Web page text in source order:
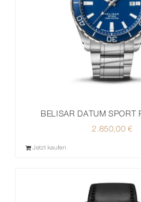
BELISAR DATUM SPORT
2.850,00€
Jetzt kaufen